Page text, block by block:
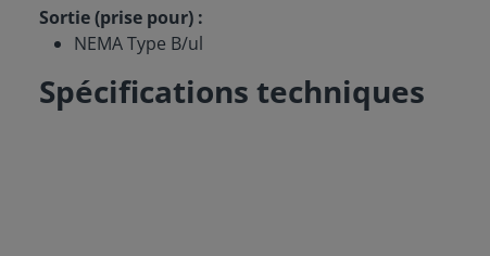
Sortie (prise pour) :
NEMA Type B/ul
Spécifications techniques